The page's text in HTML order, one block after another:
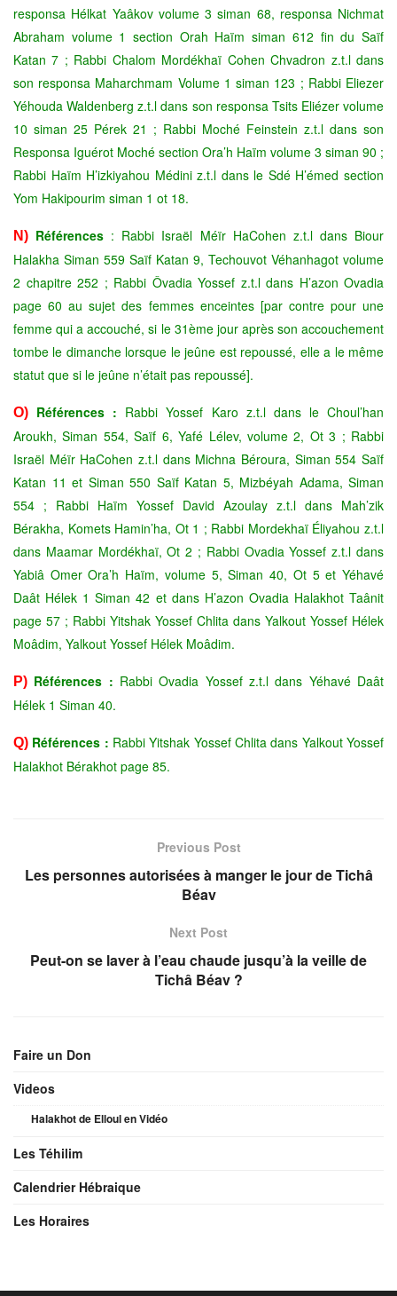
responsa Hélkat Yaâkov volume 3 siman 68, responsa Nichmat
Abraham volume 1 section Orah Haïm siman 612 fin du Saïf
Katan 7 ; Rabbi Chalom Mordékhaï Cohen Chvadron z.t.l dans
son responsa Maharchmam Volume 1 siman 123 ; Rabbi Eliezer
Yéhouda Waldenberg z.t.l dans son responsa Tsits Eliézer volume
10 siman 25 Pérek 21 ; Rabbi Moché Feinstein z.t.l dans son
Responsa Iguérot Moché section Ora’h Haïm volume 3 siman 90 ;
Rabbi Haïm H’izkiyahou Médini z.t.l dans le Sdé H’émed section
Yom Hakipourim siman 1 ot 18.
N) Références : Rabbi Israël Méïr HaCohen z.t.l dans Biour
Halakha Siman 559 Saïf Katan 9, Techouvot Véhanhagot volume
2 chapitre 252 ; Rabbi Ôvadia Yossef z.t.l dans H’azon Ovadia
page 60 au sujet des femmes enceintes [par contre pour une
femme qui a accouché, si le 31ème jour après son accouchement
tombe le dimanche lorsque le jeûne est repoussé, elle a le même
statut que si le jeûne n’était pas repoussé].
O) Références : Rabbi Yossef Karo z.t.l dans le Choul’han
Aroukh, Siman 554, Saïf 6, Yafé Lélev, volume 2, Ot 3 ; Rabbi
Israël Méïr HaCohen z.t.l dans Michna Béroura, Siman 554 Saïf
Katan 11 et Siman 550 Saïf Katan 5, Mizbéyah Adama, Siman
554 ; Rabbi Haïm Yossef David Azoulay z.t.l dans Mah’zik
Bérakha, Komets Hamin’ha, Ot 1 ; Rabbi Mordekhaï Éliyahou z.t.l
dans Maamar Mordékhaï, Ot 2 ; Rabbi Ovadia Yossef z.t.l dans
Yabiâ Omer Ora’h Haïm, volume 5, Siman 40, Ot 5 et Yéhavé
Daât Hélek 1 Siman 42 et dans H’azon Ovadia Halakhot Taânit
page 57 ; Rabbi Yitshak Yossef Chlita dans Yalkout Yossef Hélek
Moâdim, Yalkout Yossef Hélek Moâdim.
P) Références : Rabbi Ovadia Yossef z.t.l dans Yéhavé Daât
Hélek 1 Siman 40.
Q) Références : Rabbi Yitshak Yossef Chlita dans Yalkout Yossef
Halakhot Bérakhot page 85.
Previous Post
Les personnes autorisées à manger le jour de Tichâ
Béav
Next Post
Peut-on se laver à l’eau chaude jusqu’à la veille de
Tichâ Béav ?
Faire un Don
Videos
Halakhot de Elloul en Vidéo
Les Téhilim
Calendrier Hébraique
Les Horaires